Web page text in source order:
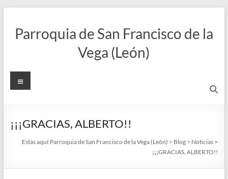
contenido
Parroquia de San Francisco de la
Vega (León)
Menú
¡¡¡GRACIAS, ALBERTO!!
Estás aquí:Parroquia de San Francisco de la Vega (León) > Blog > Noticias >
¡¡¡GRACIAS, ALBERTO!!